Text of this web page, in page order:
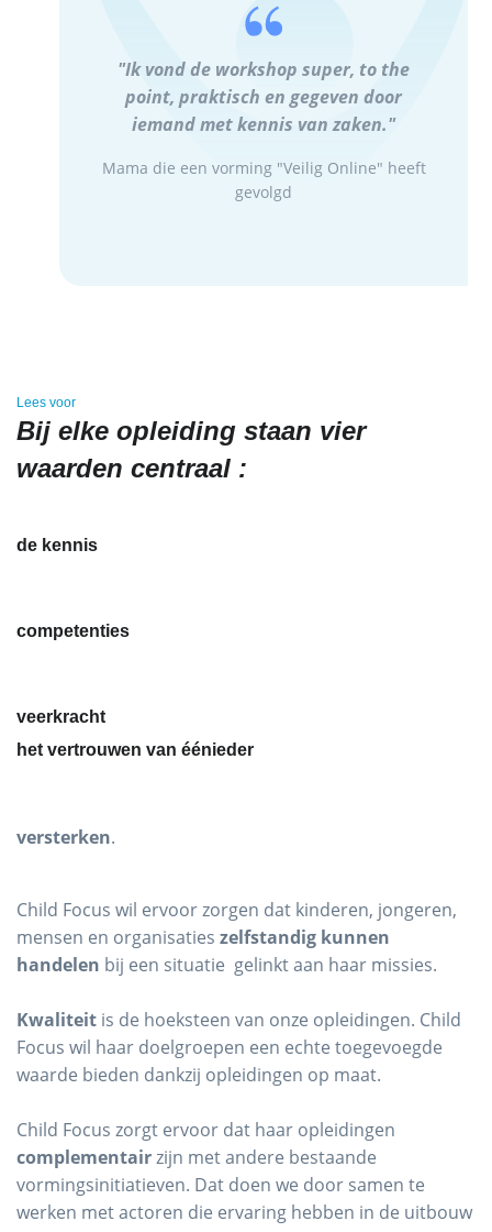
"Ik vond de workshop super, to the
point, praktisch en gegeven door
iemand met kennis van zaken."
Mama die een vorming "Veilig Online" heeft
gevolgd
Lees voor
Bij elke opleiding staan vier
waarden centraal :
de kennis
competenties
veerkracht
het vertrouwen van éénieder
versterken.
Child Focus wil ervoor zorgen dat kinderen, jongeren,
mensen en organisaties zelfstandig kunnen
handelen bij een situatie gelinkt aan haar missies.
Kwaliteit is de hoeksteen van onze opleidingen. Child
Focus wil haar doelgroepen een echte toegevoegde
waarde bieden dankzij opleidingen op maat.
Child Focus zorgt ervoor dat haar opleidingen
complementairzijn met andere bestaande
vormingsinitiatieven. Dat doen we door samen te
werken met actoren die ervaring hebben in de uitbouw